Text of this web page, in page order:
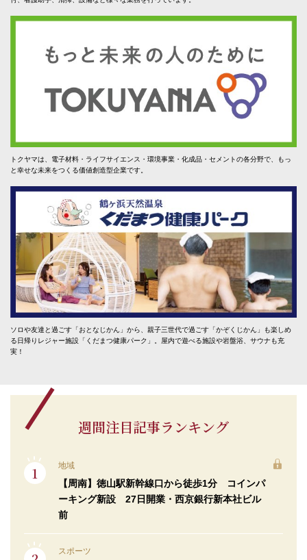
トクヤマは、電子材料・ライフサイエンス・環境事業・化成品・セメントの各分野で、もっ
と幸せな未来をつくる価値創造型企業です。
ソロや友達と過ごす「おとなじかん」から、親子三世代で過ごす「かぞくじかん」も楽しめ
る日帰りレジャー施設「くだまつ健康パーク」。屋内で遊べる施設や岩盤浴、サウナも充
実！
週間注目記事ランキング
地域
【周南】徳山駅新幹線口から徒歩1分 コインパ
ーキング新設 27日開業・西京銀行新本社ビル
前
スポーツ